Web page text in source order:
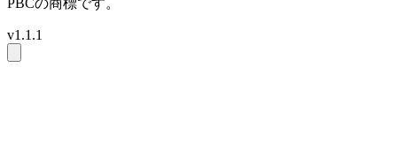
PBCの商標です。
v1.1.1